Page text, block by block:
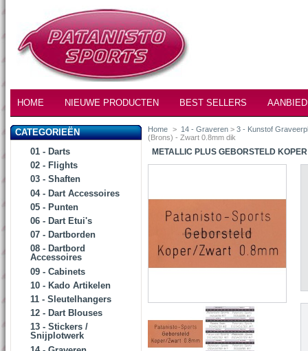
HOME NIEUWE PRODUCTEN BEST SELLERS
CATEGORIEËN
01 - Darts
02 - Flights
03 - Shaften
04 - Dart Accessoires
05 - Punten
06 - Dart Etui's
07 - Dartborden
08 - Dartbord
Accessoires
09 - Cabinets
10 - Kado Artikelen
11 - Sleutelhangers
12 - Dart Blouses
13 - Stickers /
Snijplotwerk
Home > 14 - Graveren >3 - Kunstof
(Brons) - Zwart 0.8mm dik
METALLIC PLUS GEBORSTELD